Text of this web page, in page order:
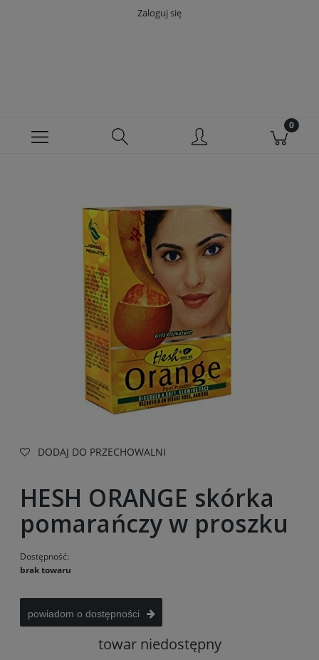
Zaloguj się
DODAJ DO PRZECHOWALNI
HESH ORANGE skórka
pomarańczy w proszku
Dostępność:
brak towaru
powiadom o dostępności
towar niedostępny